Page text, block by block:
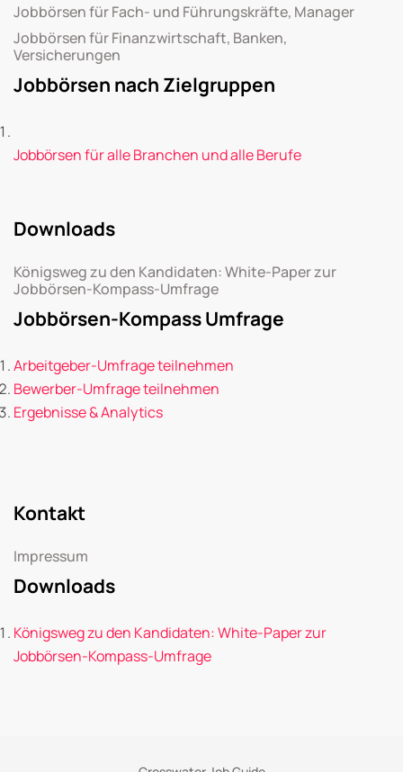
Jobbörsen für Fach- und Führungskräfte, Manager
Jobbörsen für Finanzwirtschaft, Banken,
Versicherungen
Jobbörsen nach Zielgruppen
Jobbörsen für alle Branchen und alle Berufe
Downloads
Königsweg zu den Kandidaten: White-Paper zur
Jobbörsen-Kompass-Umfrage
Jobbörsen-Kompass Umfrage
Arbeitgeber-Umfrage teilnehmen
Bewerber-Umfrage teilnehmen
Ergebnisse & Analytics
Kontakt
Impressum
Downloads
Königsweg zu den Kandidaten: White-Paper zur
Jobbörsen-Kompass-Umfrage